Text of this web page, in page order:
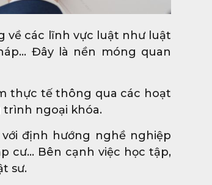
về các lĩnh vực luật như luật
Đây là nền móng quan
thực tế thông qua các hoạt
ngoại khóa.
định hướng nghề nghiệp
cư… Bên cạnh việc học tập,
sư.